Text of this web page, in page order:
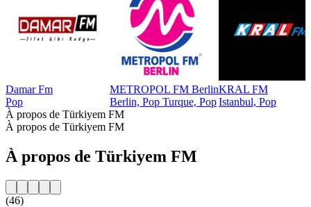
Damar Fm
Pop
METROPOL FM Berlin
Berlin, Pop Turque, Pop
KRAL FM
Istanbul, Pop
À propos de Türkiyem FM
À propos de Türkiyem FM
À propos de Türkiyem FM
(46)